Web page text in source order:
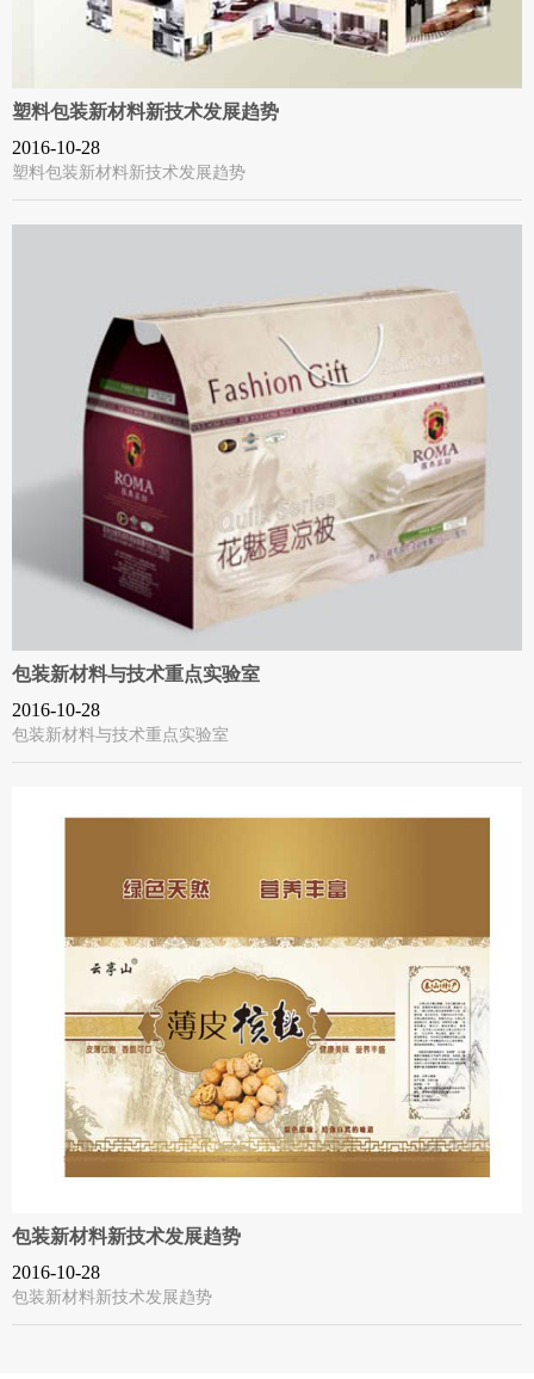
塑料包装新材料新技术发展趋势
2016-10-28
塑料包装新材料新技术发展趋势
包装新材料与技术重点实验室
2016-10-28
包装新材料与技术重点实验室
包装新材料新技术发展趋势
2016-10-28
包装新材料新技术发展趋势